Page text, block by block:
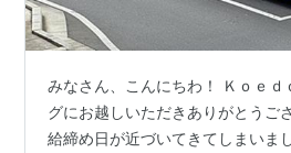
■ 川越線 方面）・ ■ 埼
−大宮駅…武蔵浦和駅 …赤羽駅
駅…恵比寿駅…大崎駅…
みなさん、こんにちわ！ Ｋｏｅｄ
グにお越しいただきありがとうご
給締め日が近づいてきてしまいま